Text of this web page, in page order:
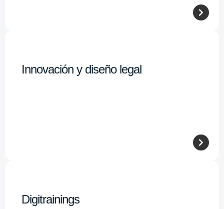
Innovación y diseño legal
Digitrainings